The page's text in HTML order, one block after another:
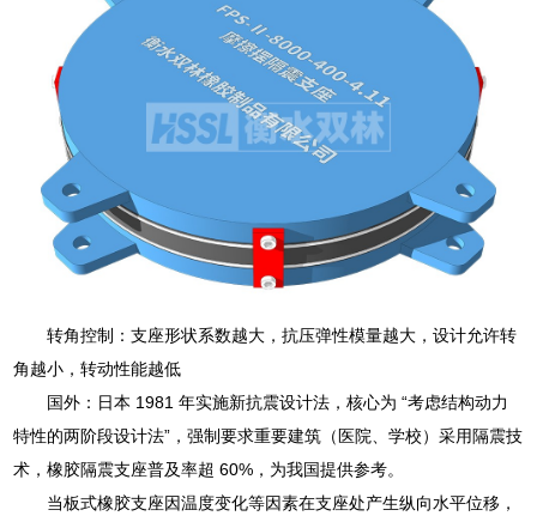
转角控制：支座形状系数越大，抗压弹性模量越大，设计允许转
角越小，转动性能越低
国外：日本 1981 年实施新抗震设计法，核心为 “考虑结构动力
特性的两阶段设计法”，强制要求重要建筑（医院、学校）采用隔震技
术，橡胶隔震支座普及率超 60%，为我国提供参考。
当板式橡胶支座因温度变化等因素在支座处产生纵向水平位移，